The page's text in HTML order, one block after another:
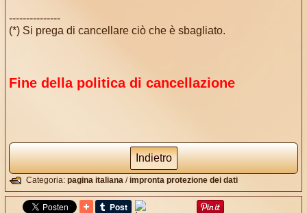
---------------
(*) Si prega di cancellare ciò che è sbagliato.
Fine della politica di cancellazione
Indietro
Categoria:pagina italiana /impronta protezione dei dati